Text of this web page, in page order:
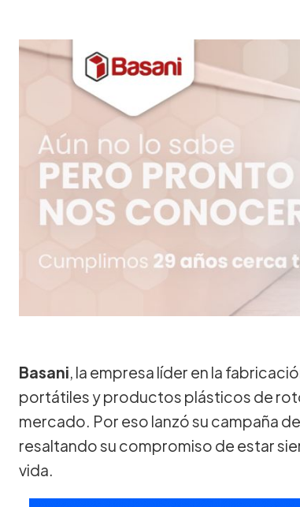
Basani, la empresa líder en la
portátiles y productos plásticos de
mercado. Por eso lanzó su campaña
resaltando su compromiso de estar
vida.